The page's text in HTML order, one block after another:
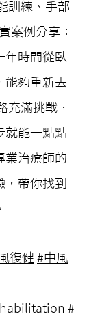
訓練、手部
案例分享：
年時間從臥
能夠重新去
充滿挑戰，
就能一點點
業治療師的
帶你找到
復健 #中風
#